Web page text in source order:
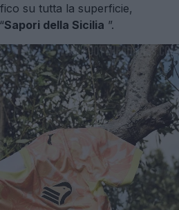
su tutta la superficie,
Sapori della Sicilia ”.